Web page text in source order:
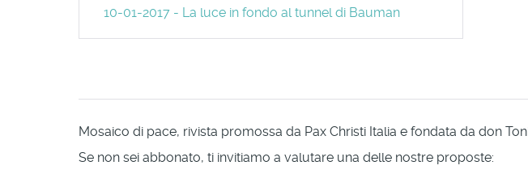
10-01-2017 - La luce in fondo al tunnel di Bauman
Mosaico di pace, rivista promossa da Pax Christi Italia e fondata da don
Se non sei abbonato, ti invitiamo a valutare una delle nostre proposte: